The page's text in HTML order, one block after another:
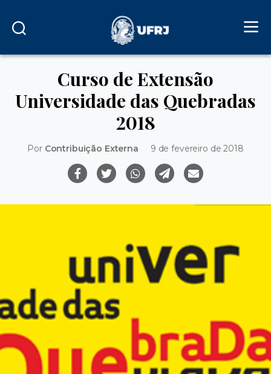
Curso de Extensão
Universidade das Quebradas
2018
Por Contribuição Externa 9 de fevereiro de 2018